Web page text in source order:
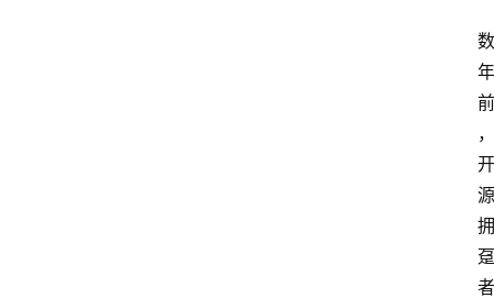
数
年
前
，
开
源
拥
趸
者